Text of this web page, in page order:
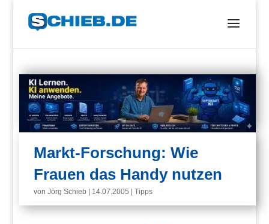
Markt-Forschung: Wie
Frauen das Handy nutzen
vonJörg Schieb 14.07.2005 |Tipps